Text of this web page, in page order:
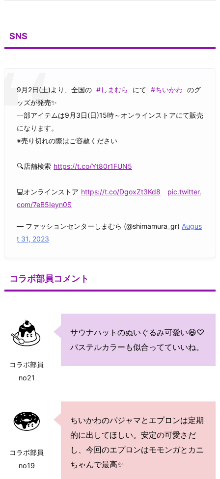
SNS
9月2日(土)より、全国の #しまむら にて #ちいかわ のグ
ッズが発売✨
一部アイテムは9月3日(日)15時～オンラインストアにて販売
になります。
※売り切れの際はご容赦ください
🔍店舗検索 https://t.co/Yt80r1FUN5
💻オンラインストア https://t.co/DgoxZt3Kd8
pic.twitter.
com/7eB5Ieyn0S
— ファッションセンターしまむら (@shimamura_gr) Augus
t 31, 2023
コラボ部員コメント
コラボ部員
no21
サウナハットのぬいぐるみ可愛い😆♡
パステルカラーも似合ってていいね。
コラボ部員
no19
ちいかわのパジャマとエプロンは定期
的に出してほしい。安定の可愛さだ
し、今回のエプロンはモモンガとカニ
ちゃんで最高✨